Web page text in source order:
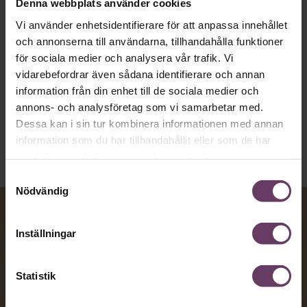
Denna webbplats använder cookies
Vi använder enhetsidentifierare för att anpassa innehållet
och annonserna till användarna, tillhandahålla funktioner
för sociala medier och analysera vår trafik. Vi
vidarebefordrar även sådana identifierare och annan
information från din enhet till de sociala medier och
annons- och analysföretag som vi samarbetar med.
Dessa kan i sin tur kombinera informationen med annan
information som du har tillhandahållit eller som de har
Nödvändig
Inställningar
Statistik
vägen för den som vill nå fram till
toppcheferna?
Kommunikation
Text:Fredrik Kullberg
Publicerad2026-08-07